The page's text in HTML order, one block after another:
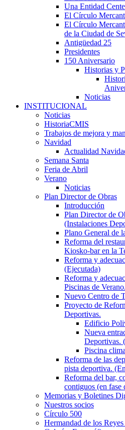
Una Entidad
El Círculo
El Círculo
de la Ciudad de
Antigüedad 25
Presidentes
150 Aniversario
Historias y
Noticias
INSTITUCIONAL
Noticias
HistoriaCMIS
Trabajos de mejora y
Navidad
Actualidad
Semana Santa
Feria de Abril
Verano
Noticias
Plan Director de Obras
Introducción
Plan Director de
(Instalaciones
Plano General de
Reforma del
Kiosko-bar en la
Reforma y
(Ejecutada)
Reforma y
Piscinas de
Nuevo Centro de
Proyecto de
Deportivas.
Edificio
Nueva
Deportivas.
Piscina
Reforma de las
pista deportiva.
Reforma del bar,
contiguos (en fase
Memorias y Boletines
Nuestros socios
Círculo 500
Hermandad de los